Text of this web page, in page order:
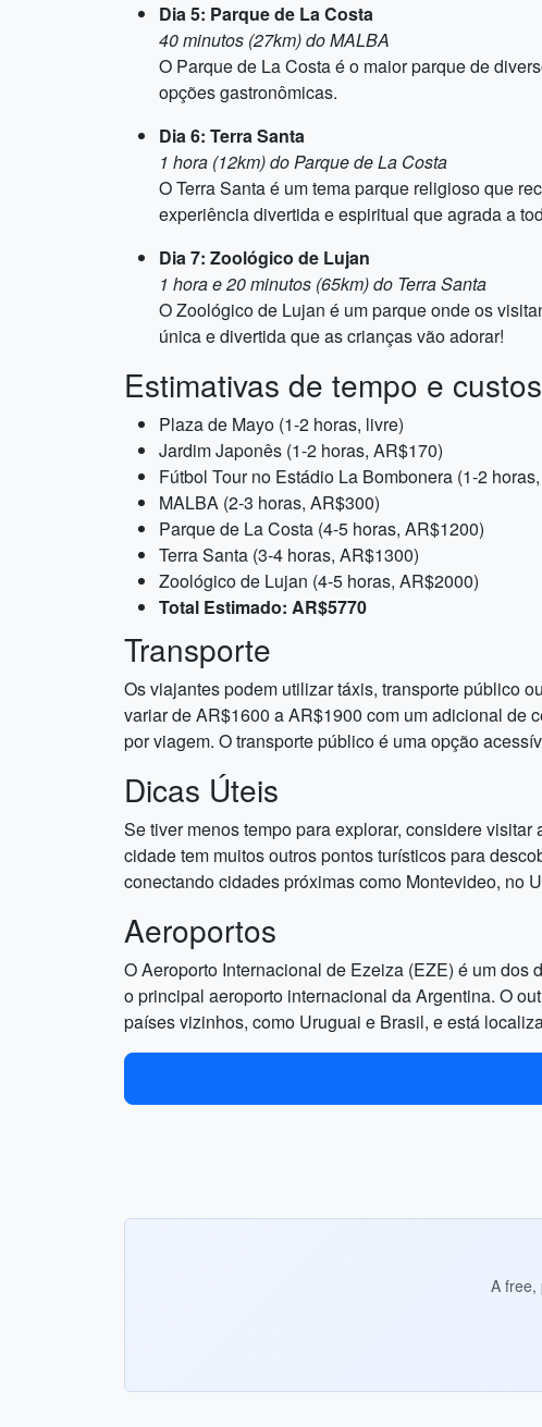
Dia 5: Parque de La Costa
40 minutos (27km) do MALBA
O Parque de La Costa é o maior parque de
opções gastronômicas.
Dia 6: Terra Santa
1 hora (12km) do Parque de La Costa
O Terra Santa é um tema parque religioso que
experiência divertida e espiritual que agrada a
Dia 7: Zoológico de Lujan
1 hora e 20 minutos (65km) do Terra Santa
O Zoológico de Lujan é um parque onde os
única e divertida que as crianças vão adorar!
Estimativas de tempo e custos
Plaza de Mayo (1-2 horas, livre)
Jardim Japonês (1-2 horas, AR$170)
Fútbol Tour no Estádio La Bombonera (1-2
MALBA (2-3 horas, AR$300)
Parque de La Costa (4-5 horas, AR$1200)
Terra Santa (3-4 horas, AR$1300)
Zoológico de Lujan (4-5 horas, AR$2000)
Total Estimado: AR$5770
Transporte
Os viajantes podem utilizar táxis, transporte público
variar de AR$1600 a AR$1900 com um adicional de
por viagem. O transporte público é uma opção
Dicas Úteis
Se tiver menos tempo para explorar, considere
cidade tem muitos outros pontos turísticos para
conectando cidades próximas como Montevideo, no
Aeroportos
O Aeroporto Internacional de Ezeiza (EZE) é um
o principal aeroporto internacional da Argentina. O
países vizinhos, como Uruguai e Brasil, e está
A free,